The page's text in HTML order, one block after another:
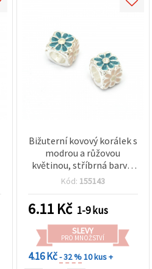
Bižuterní kovový korálek s
modrou a růžovou
květinou, stříbrná barva,
10x10 mm, otvor 5,5 mm
Kód: 155143
6.11 Kč 1-9 kus
SLEVY
PRO MNOŽSTVÍ
4.16 Kč- 32 %10 kus +